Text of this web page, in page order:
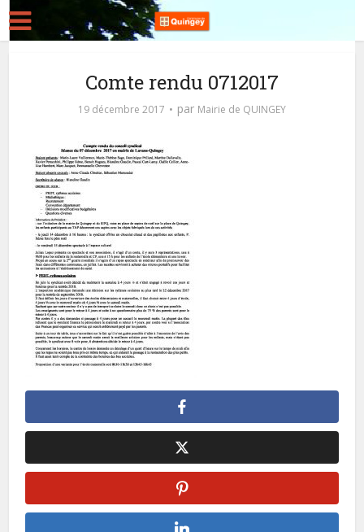
Comte rendu 0712017
19 décembre 2017 par Mairie de QUINGEY